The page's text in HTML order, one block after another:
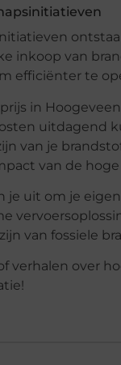
inkoop van
efficiënter te
in
uitdagend
van je
van de
je uit om je
van fossiele
verhalen over